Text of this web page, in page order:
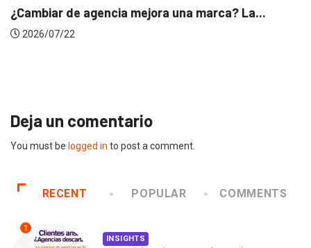
INSIGHTS
Deja un comentario
You must be logged in to post a comment.
RECENT POPULAR COMMENTS
1
INSIGHTS